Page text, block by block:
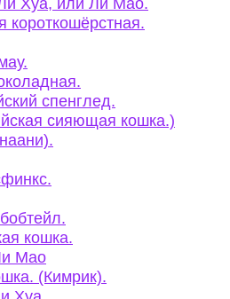
Хуа, или Ли Мао.
короткошёрстная.
спенглед.
сияющая кошка.)
кошка.
Мао
(Кимрик).